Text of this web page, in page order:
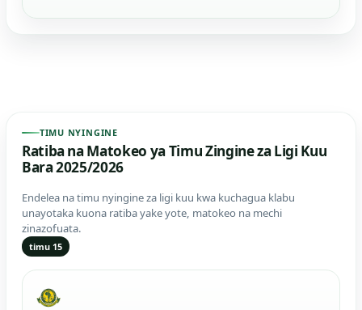
TIMU NYINGINE
Ratiba na Matokeo ya Timu Zingine za Ligi Kuu
Bara 2025/2026
Endelea na timu nyingine za ligi kuu kwa kuchagua klabu
unayotaka kuona ratiba yake yote, matokeo na mechi
zinazofuata.
timu 15